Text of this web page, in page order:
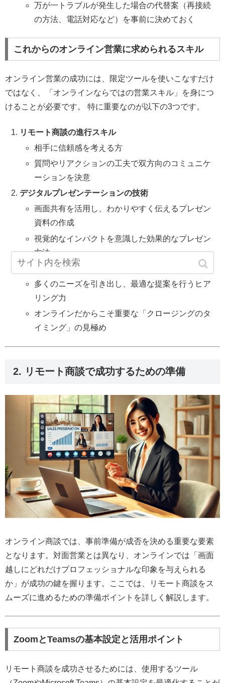
万が一トラブルが発生した場合の代替案（再接続
の方法、電話対応など）を事前に決めておく
これからのオンライン営業に求められるスキル
オンライン営業の成功には、限定ツールを使いこなすだけ
ではなく、「オンラインならではの営業スキル」を身につ
けることが必要です。 特に重要なのが以下の3つです。
リモート商談の進行スキル
相手に信頼感を考える方
質問やリアクションの工夫で双方向のコミュニケ
ーションを決意
デジタルプレゼンテーションの技術
画面共有を活用し、わかりやすく伝えるプレゼン
資料の作成
視覚的なインパクトを意識した効果的なプレゼン
方法
成約率を高めるクロージングスキル
多くのニーズを引き出し、最適な提案を行うヒア
リング力
オンラインだからこそ重要な「クロージングのタ
イミング」の見極め
2. リモート商談で成功するための準備
オンライン商談では、事前準備が成否を決める重要な要素
となります。対面営業とは異なり、オンラインでは「画面
越しにどれだけプロフェッショナルな印象を与えられる
か」が成功の鍵を握ります。ここでは、リモート商談をス
ムーズに進めるための準備ポイントを詳しく解説します。
ZoomとTeamsの基本設定と活用ポイント
リモート商談を成功させるためには、使用するツール